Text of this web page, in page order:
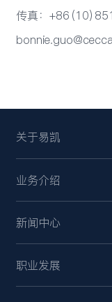
传真：+86 (10)
关于易凯
业务介绍
新闻中心
职业发展